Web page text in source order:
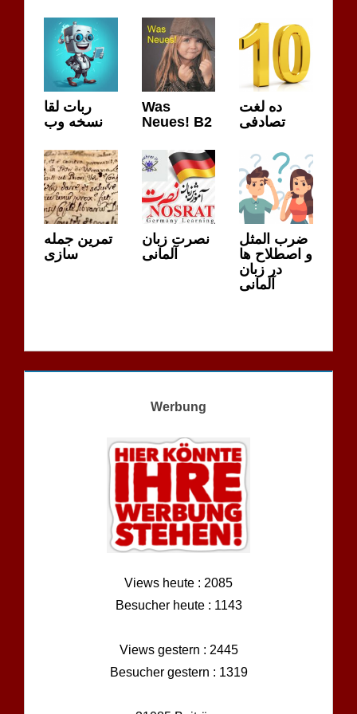
ربات لقا
نسخه وب
Was
Neues! B2
ده لغت
تصادفی
تمرین جمله
سازی
نصرت زبان
آلمانی
ضرب المثل
و اصطلاح ها
در زبان
آلمانی
Werbung
Views heute : 2085
Besucher heute : 1143
Views gestern : 2445
Besucher gestern : 1319